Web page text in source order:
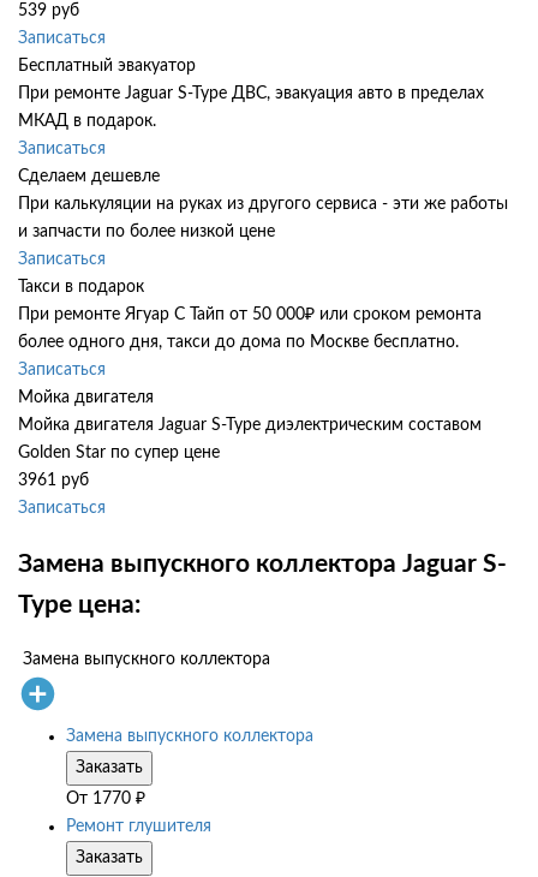
539 руб
Записаться
Бесплатный эвакуатор
При ремонте Jaguar S-Type ДВС, эвакуация авто в пределах
МКАД в подарок.
Записаться
Сделаем дешевле
При калькуляции на руках из другого сервиса - эти же работы
и запчасти по более низкой цене
Записаться
Такси в подарок
При ремонте Ягуар С Тайп от 50 000₽ или сроком ремонта
более одного дня, такси до дома по Москве бесплатно.
Записаться
Мойка двигателя
Мойка двигателя Jaguar S-Type диэлектрическим составом
Golden Star по супер цене
3961 руб
Записаться
Замена выпускного коллектора Jaguar S-
Type цена:
Замена выпускного коллектора
Замена выпускного коллектора
Заказать
От 1770 ₽
Ремонт глушителя
Заказать